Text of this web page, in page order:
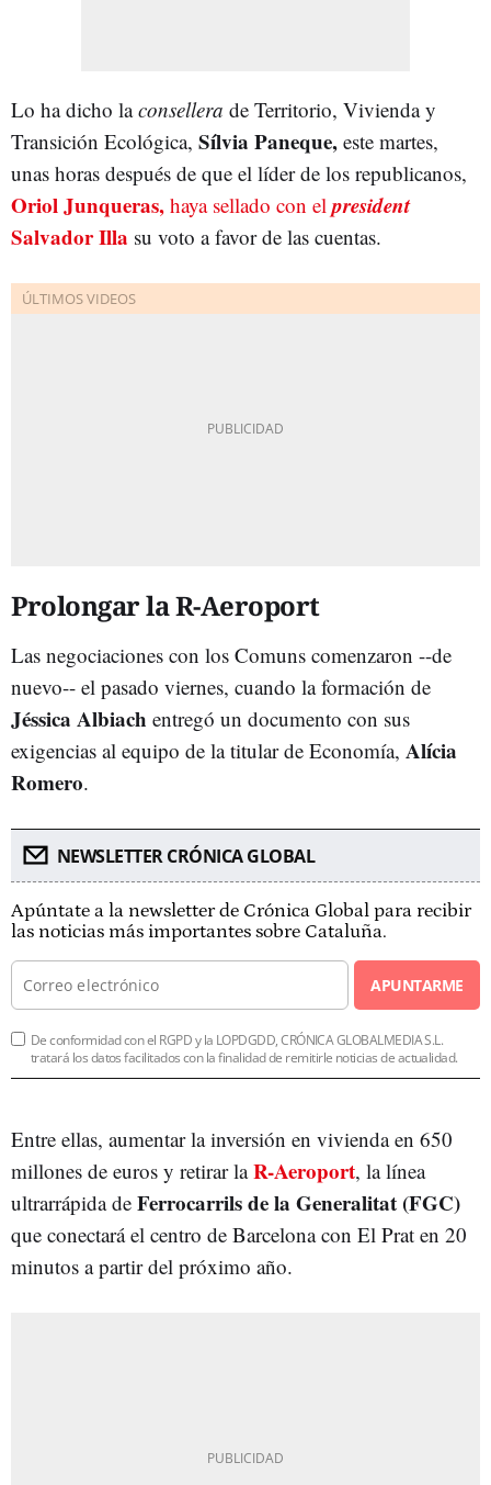
Lo ha dicho laconsellera de Territorio, Vivienda y
Transición Ecológica, Sílvia Paneque, este martes,
unas horas después de que el líder de los republicanos,
Oriol Junqueras, haya sellado con el president
Salvador Illa su voto a favor de las cuentas.
Prolongar la R-Aeroport
Las negociaciones con los Comuns comenzaron --de
nuevo-- el pasado viernes, cuando la formación de
Jéssica Albiach entregó un documento con sus
exigencias al equipo de la titular de Economía, Alícia
Romero.
NEWSLETTER CRÓNICA GLOBAL
Apúntate a la newsletter de Crónica Global para recibir
las noticias más importantes sobre Cataluña.
APUNTARME
De conformidad con el RGPD y la LOPDGDD, CRÓNICA GLOBALMEDIA S.L.
tratará los datos facilitados con la finalidad de remitirle noticias de actualidad.
Entre ellas, aumentar la inversión en vivienda en 650
millones de euros y retirar laR-Aeroport, la línea
ultrarrápida de Ferrocarrils de la Generalitat (FGC)
que conectará el centro de Barcelona con El Prat en 20
minutos a partir del próximo año.